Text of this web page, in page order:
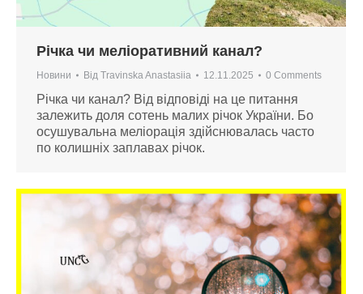
Річка чи меліоративний канал?
Новини Від Travinska Anastasiia 12.11.2025 0 Comments
Річка чи канал? Від відповіді на це питання
залежить доля сотень малих річок України. Бо
осушувальна меліорація здійснювалась часто
по колишніх заплавах річок.